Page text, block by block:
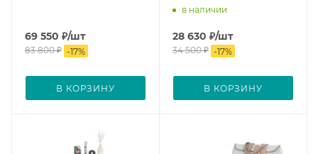
69 550 ₽/шт
83 800₽ -17%
В КОРЗИНУ
в наличии
28 630 ₽/шт
34 500₽ -17%
В КОРЗИНУ